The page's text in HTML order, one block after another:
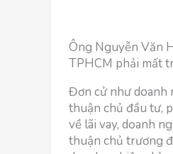
Ông Nguyễn Văn
TPHCM phải mất
Đơn cử như doanh
thuận chủ đầu tư,
về lãi vay, doanh
thuận chủ trương